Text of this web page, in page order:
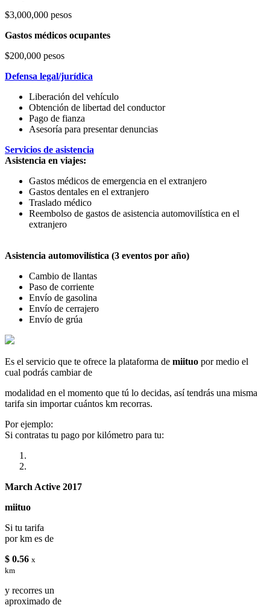
$3,000,000 pesos
Gastos médicos ocupantes
$200,000 pesos
Defensa legal/jurídica
Liberación del vehículo
Obtención de libertad del conductor
Pago de fianza
Asesoría para presentar denuncias
Servicios de asistencia
Asistencia en viajes:
Gastos médicos de emergencia en el extranjero
Gastos dentales en el extranjero
Traslado médico
Reembolso de gastos de asistencia automovilística en el
extranjero
Asistencia automovilística (3 eventos por año)
Cambio de llantas
Paso de corriente
Envío de gasolina
Envío de cerrajero
Envío de grúa
Es el servicio que te ofrece la plataforma de miituo por medio el
cual podrás cambiar de
modalidad en el momento que tú lo decidas, así tendrás una misma
tarifa sin importar cuántos km recorras.
Por ejemplo:
Si contratas tu pago por kilómetro para tu:
March Active 2017
miituo
Si tu tarifa
por km es de
$ 0.56 x
km
y recorres un
aproximado de